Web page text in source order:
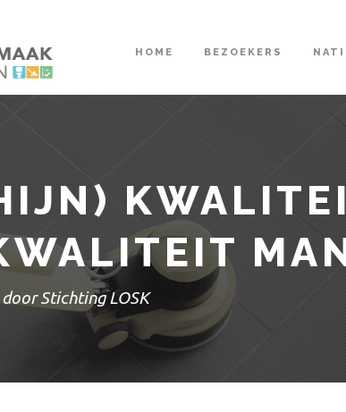
HOME BEZOEKERS
Stichting LOSK